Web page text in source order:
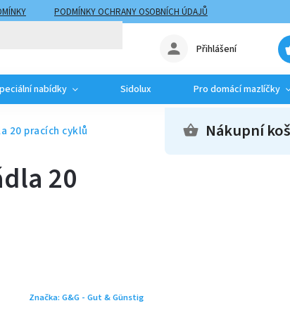
PODMÍNKY OCHRANY OSOBNÍCH ÚDAJŮ
Přihlášení
nabídky Sidolux Pro domácí mazlíčky
20 pracích cyklů Nákupní
20
Značka: G&G - Gut & Günstig